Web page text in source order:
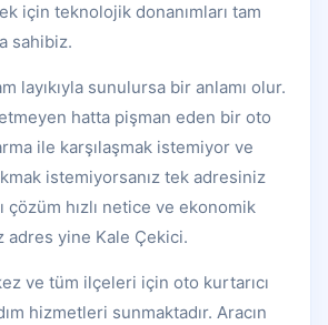
için teknolojik donanımları tam
sahibiz.
layıkıyla sunulursa bir anlamı olur.
hatta pişman eden bir oto
ile karşılaşmak istemiyor ve
istemiyorsanız tek adresiniz
çözüm hızlı netice ve ekonomik
adres yine Kale Çekici.
ve tüm ilçeleri için oto kurtarıcı
hizmetleri sunmaktadır. Aracın